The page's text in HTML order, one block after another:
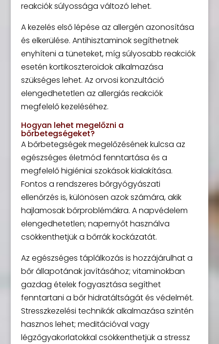
reakciók súlyossága változó lehet.
A kezelés első lépése az allergén azonosítása
és elkerülése. Antihisztaminok segíthetnek
enyhíteni a tüneteket, míg súlyosabb reakciók
esetén kortikoszteroidok alkalmazása
szükséges lehet. Az orvosi konzultáció
elengedhetetlen az allergiás reakciók
megfelelő kezeléséhez.
Hogyan lehet megelőzni a
bőrbetegségeket?
A bőrbetegségek megelőzésének kulcsa az
egészséges életmód fenntartása és a
megfelelő higiéniai szokások kialakítása.
Fontos a rendszeres bőrgyógyászati
ellenőrzés is, különösen azok számára, akik
hajlamosak bőrproblémákra. A napvédelem
elengedhetetlen; napernyőt használva
csökkenthetjük a bőrrák kockázatát.
Az egészséges táplálkozás is hozzájárulhat a
bőr állapotának javításához; vitaminokban
gazdag ételek fogyasztása segíthet
fenntartani a bőr hidratáltságát és védelmét.
Stresszkezelési technikák alkalmazása szintén
hasznos lehet; meditációval vagy
légzőgyakorlatokkal csökkenthetjük a stressz